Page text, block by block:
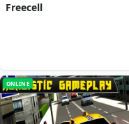
Freecell
ONLINE